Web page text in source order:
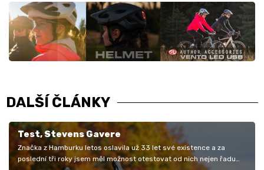
DALŠÍ ČLÁNKY
Test, Stevens Gavere
Značka z Hamburku letos oslavila už 33 let své existence a za
poslední tři roky jsem měl možnost otestovat od nich nejen řadu